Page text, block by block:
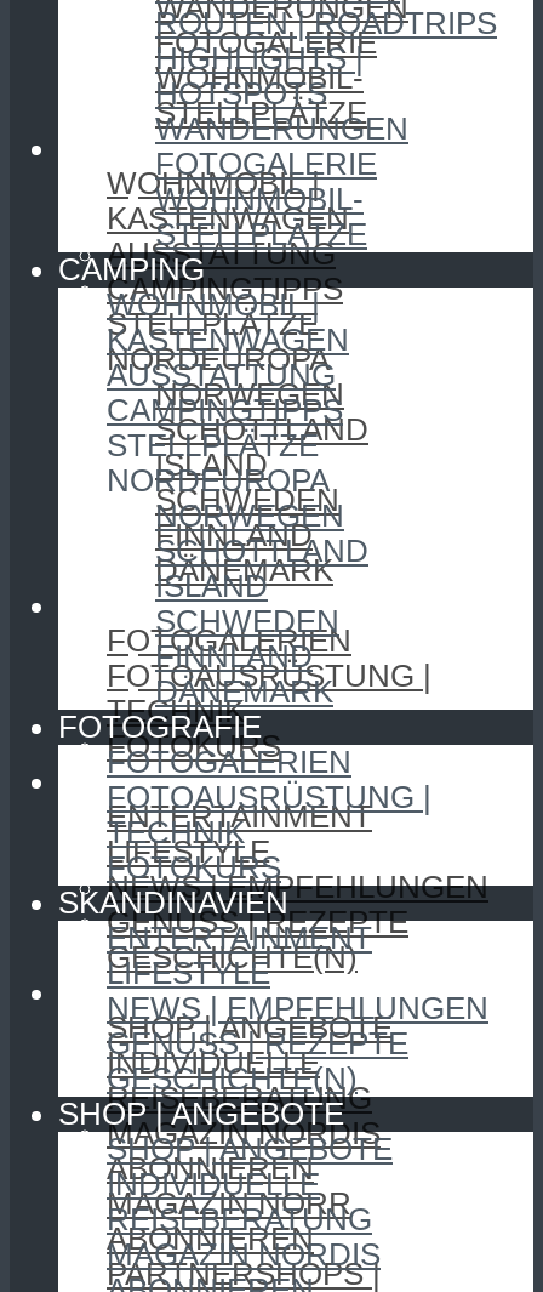
WANDERUNGEN
FOTOGALERIE
WOHNMOBIL-
STELLPLÄTZE
CAMPING
WOHNMOBIL |
KASTENWAGEN
AUSSTATTUNG
CAMPINGTIPPS
STELLPLÄTZE
NORDEUROPA
NORWEGEN
SCHOTTLAND
ISLAND
SCHWEDEN
FINNLAND
DÄNEMARK
FOTOGRAFIE
FOTOGALERIEN
FOTOAUSRÜSTUNG |
TECHNIK
FOTOKURS
SKANDINAVIEN
ENTERTAINMENT
LIFESTYLE
NEWS | EMPFEHLUNGEN
GENUSS | REZEPTE
GESCHICHTE(N)
SHOP | ANGEBOTE
SHOP | ANGEBOTE
INDIVIDUELLE
REISEBERATUNG
MAGAZIN NORDIS
ABONNIEREN
MAGAZIN NORR
ABONNIEREN
PARTNERSHOPS |
ROUTEN | ROADTRIPS
HIGHLIGHTS |
HOTSPOTS
WANDERUNGEN
FOTOGALERIE
WOHNMOBIL-
STELLPLÄTZE
CAMPING
WOHNMOBIL |
KASTENWAGEN
AUSSTATTUNG
CAMPINGTIPPS
STELLPLÄTZE
NORDEUROPA
NORWEGEN
SCHOTTLAND
ISLAND
SCHWEDEN
FINNLAND
DÄNEMARK
FOTOGRAFIE
FOTOGALERIEN
FOTOAUSRÜSTUNG |
TECHNIK
FOTOKURS
SKANDINAVIEN
ENTERTAINMENT
LIFESTYLE
NEWS | EMPFEHLUNGEN
GENUSS | REZEPTE
GESCHICHTE(N)
SHOP | ANGEBOTE
SHOP | ANGEBOTE
INDIVIDUELLE
REISEBERATUNG
MAGAZIN NORDIS